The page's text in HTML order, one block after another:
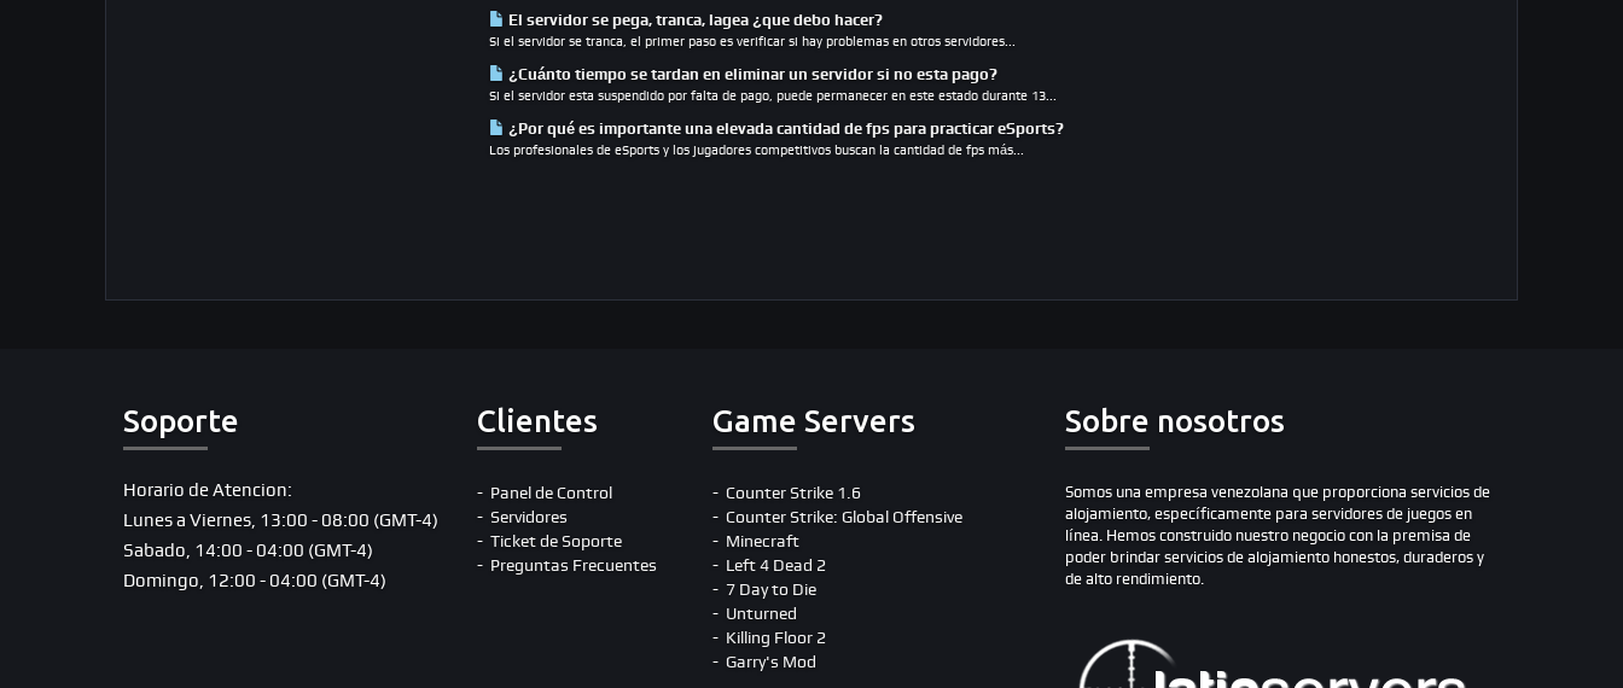
El servidor se pega, tranca, lagea ¿que debo hacer?
Si el servidor se tranca, el primer paso es verificar si hay problemas en otros servidores...
¿Cuánto tiempo se tardan en eliminar un servidor si no esta pago?
Si el servidor esta suspendido por falta de pago, puede permanecer en este estado durante 13...
¿Por qué es importante una elevada cantidad de fps para practicar eSports?
Los profesionales de eSports y los jugadores competitivos buscan la cantidad de fps más...
Soporte
Horario de Atencion:
Lunes a Viernes, 13:00 - 08:00 (GMT-4)
Sabado, 14:00 - 04:00 (GMT-4)
Domingo, 12:00 - 04:00 (GMT-4)
Clientes
Panel de Control
Servidores
Ticket de Soporte
Preguntas Frecuentes
Game Servers
Counter Strike 1.6
Counter Strike: Global Offensive
Minecraft
Left 4 Dead 2
7 Day to Die
Unturned
Killing Floor 2
Garry's Mod
Sobre nosotros
Somos una empresa venezolana que proporciona servicios de
alojamiento, específicamente para servidores de juegos en
línea. Hemos construido nuestro negocio con la premisa de
poder brindar servicios de alojamiento honestos, duraderos y
de alto rendimiento.